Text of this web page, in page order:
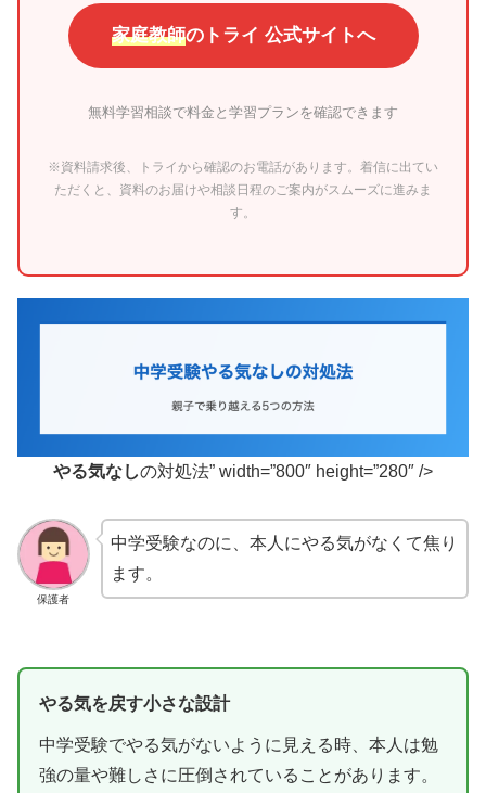
家庭教師のトライ 公式サイトへ
無料学習相談で料金と学習プランを確認できます
※資料請求後、トライから確認のお電話があります。着信に出てい
ただくと、資料のお届けや相談日程のご案内がスムーズに進みま
す。
やる気なしの対処法” width=”800″ height=”280″ />
保護者
中学受験なのに、本人にやる気がなくて焦り
ます。
やる気を戻す小さな設計
中学受験でやる気がないように見える時、本人は勉
強の量や難しさに圧倒されていることがあります。